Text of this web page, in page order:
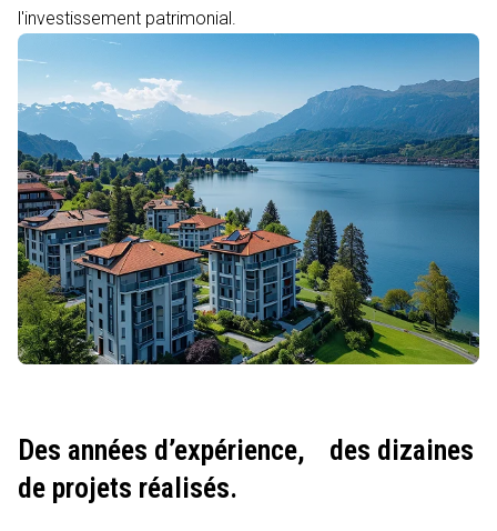
l'investissement patrimonial.
Des années d’expérience,
des dizaines
de projets réalisés.